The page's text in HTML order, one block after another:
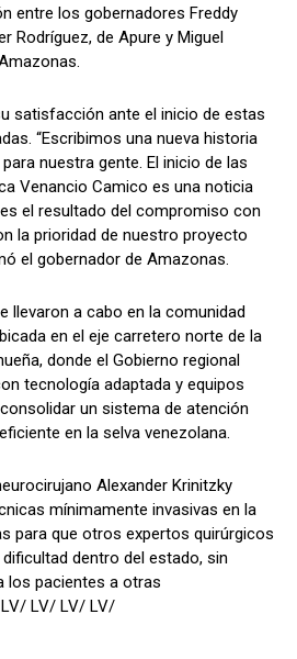
entre los gobernadores Freddy
Rodríguez, de Apure y Miguel
satisfacción ante el inicio de estas
“Escribimos una nueva historia
nuestra gente. El inicio de las
Venancio Camico es una noticia
el resultado del compromiso con
la prioridad de nuestro proyecto
el gobernador de Amazonas.
llevaron a cabo en la comunidad
en el eje carretero norte de la
donde el Gobierno regional
tecnología adaptada y equipos
un sistema de atención
en la selva venezolana.
Alexander Krinitzky
mínimamente invasivas en la
para que otros expertos quirúrgicos
dentro del estado, sin
los pacientes a otras
LV/ LV/ LV/